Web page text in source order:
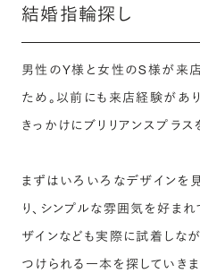
結婚指輪探し
男性のY様と女性のS様が来
ため。以前にも来店経験があ
きっかけにブリリアンスプラス
まずはいろいろなデザインを
り、シンプルな雰囲気を好ま
ザインなども実際に試着しな
つけられる一本を探していきま